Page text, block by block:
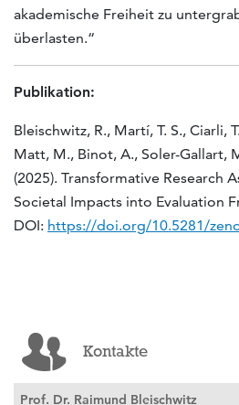
akademische Freiheit zu
überlasten.“
Publikation:
Bleischwitz, R., Martí, T. S., Ciarli,
Matt, M., Binot, A., Soler-Gallart,
(2025). Transformative Research
Societal Impacts into Evaluation
DOI: https://doi.org/10.5281/
Kontakte
Prof. Dr. Raimund Bleischwitz